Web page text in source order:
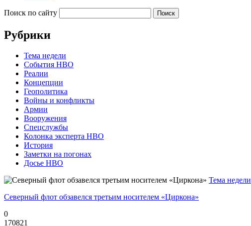
Поиск по сайту
Рубрики
Тема недели
События НВО
Реалии
Концепции
Геополитика
Войны и конфликты
Армии
Вооружения
Спецслужбы
Колонка эксперта НВО
История
Заметки на погонах
Досье НВО
Тема недели
Северный флот обзавелся третьим носителем «Циркона»
0
170821